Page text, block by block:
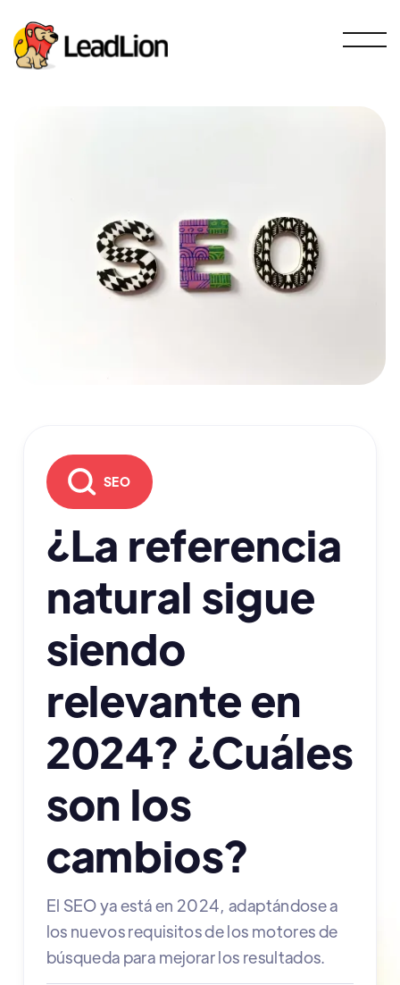
SEO
¿La referencia
natural sigue
siendo
relevante en
2024? ¿Cuáles
son los
cambios?
El SEO ya está en 2024, adaptándose a
los nuevos requisitos de los motores de
búsqueda para mejorar los resultados.